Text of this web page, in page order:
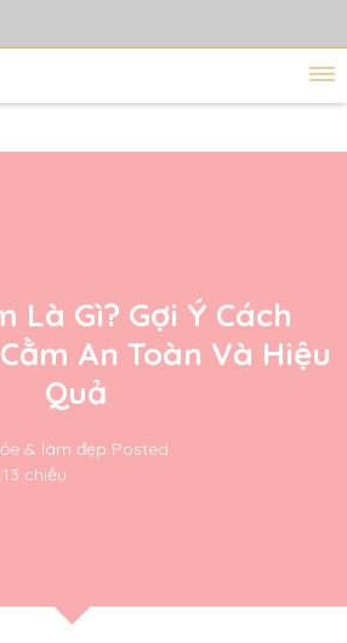
Là Gì? Gợi Ý Cách
An Toàn Và Hiệu
Quả
& làm đẹp Posted
chiều